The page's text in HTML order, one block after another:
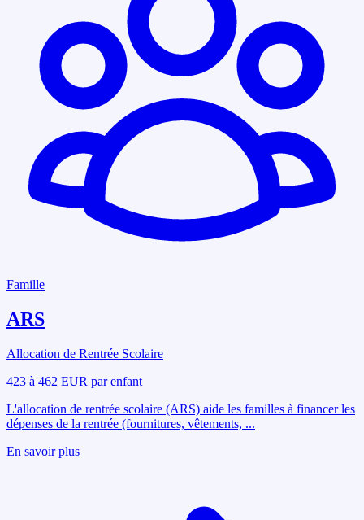
Famille
ARS
Allocation de Rentrée Scolaire
423 à 462 EUR par enfant
L'allocation de rentrée scolaire (ARS) aide les familles à financer les
dépenses de la rentrée (fournitures, vêtements, ...
En savoir plus